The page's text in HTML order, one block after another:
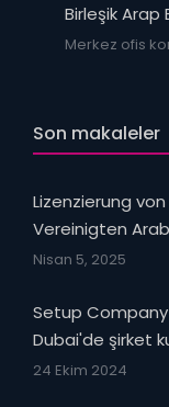
Birleşik Arap
Merkez ofis
Son makaleler
Lizenzierung
Vereinigten
Nisan 5, 2025
Setup
Dubai'de şirket
24 Ekim 2024